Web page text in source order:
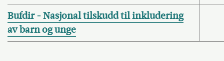
Bufdir - Nasjonal tilskudd til inkludering
av barn og unge